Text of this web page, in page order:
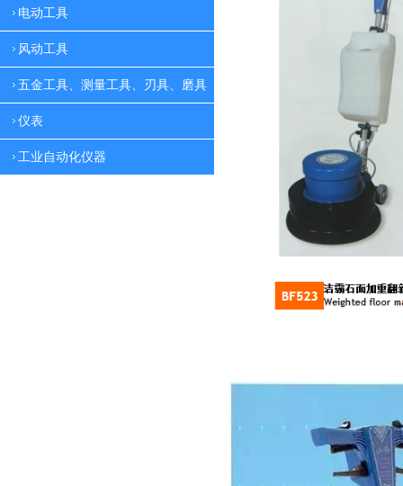
电动工具
风动工具
五金工具、测量工具、刃具、磨具
仪表
工业自动化仪器